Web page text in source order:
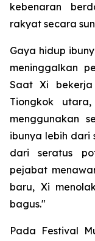
kebenaran
rakyat secara
Gaya hidup
meninggalkan
Saat Xi
Tiongkok
menggunakan
ibunya lebih dari
dari seratus
pejabat
baru, Xi
bagus."
Pada Festival